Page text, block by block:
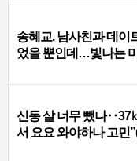
송혜교, 남사친과 데이
었을 뿐인데…빛나는
신동 살 너무 뺐나‥37
서 요요 와야하나 고민